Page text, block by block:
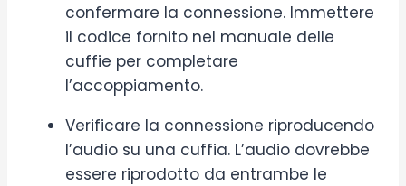
confermare la connessione. Immettere
il codice fornito nel manuale delle
cuffie per completare
l’accoppiamento.
Verificare la connessione riproducendo
l’audio su una cuffia. L’audio dovrebbe
essere riprodotto da entrambe le